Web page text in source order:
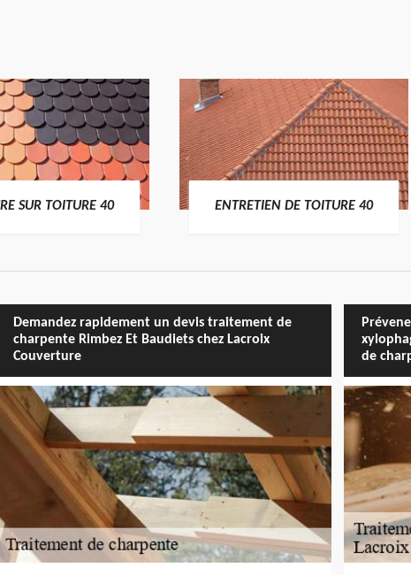
SUR TOITURE 40 ENTRETIEN DE TOITURE 40
Demandez rapidement un devis traitement de
charpente Rimbez Et Baudiets chez Lacroix
Couverture
de